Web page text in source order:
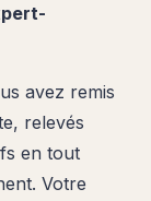
avez remis
relevés
en tout
Votre